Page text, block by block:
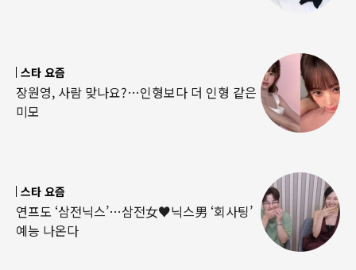
스타 요즘
장원영, 사람 맞나요?…인형보다 더 인형 같은
미모
스타 요즘
연프도 ‘삼전닉스’…삼전女♥닉스男 ‘회사팅’
예능 나온다